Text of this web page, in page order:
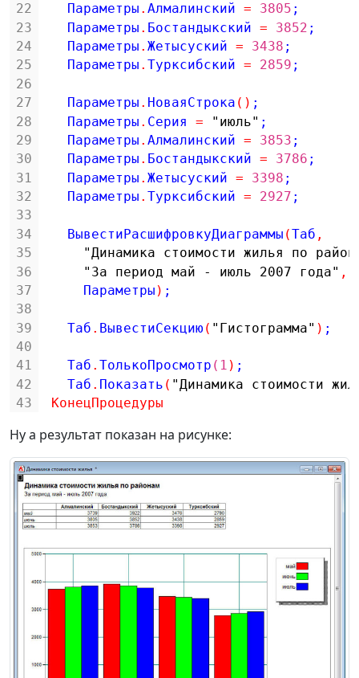
22
23
24
25
26
27
28
29
30
31
32
33
34
35
36
37
38
39
40
41
42
43
Параметры . Алмалинский = 3805 ;
Параметры . Бостандыкский = 3852 ;
Параметры . Жетысуский = 3438 ;
Параметры . Турксибский = 2859 ;
Параметры . НоваяСтрока ( ) ;
Параметры . Серия = "июль" ;
Параметры . Алмалинский = 3853 ;
Параметры . Бостандыкский = 3786 ;
Параметры . Жетысуский = 3398 ;
Параметры . Турксибский = 2927 ;
ВывестиРасшифровкуДиаграммы (Таб ,
"Динамика стоимости жилья по
"За период май - июль 2007 года" ,
Параметры ) ;
Таб . ВывестиСекцию( "Гистограмма" ) ;
Таб . ТолькоПросмотр (1 ) ;
Таб . Показать ( "Динамика стоимости
КонецПроцедуры
Ну а результат показан на рисунке: